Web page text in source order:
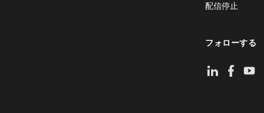
配信停止
フォローする